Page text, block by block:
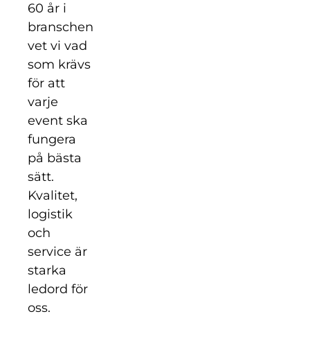
60 år i
branschen
vet vi vad
som krävs
för att
varje
event ska
fungera
på bästa
sätt.
Kvalitet,
logistik
och
service är
starka
ledord för
oss.